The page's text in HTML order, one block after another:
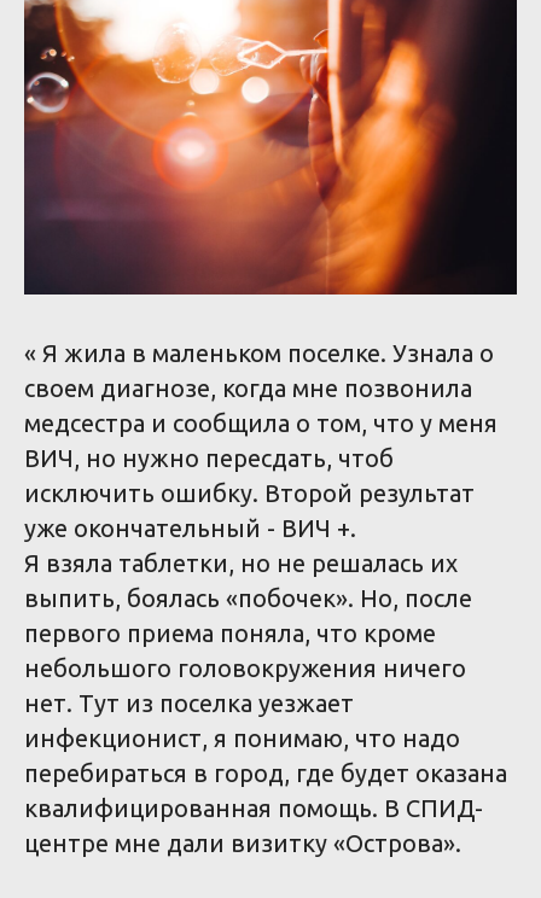
« Я жила в маленьком поселке. Узнала о
своем диагнозе, когда мне позвонила
медсестра и сообщила о том, что у меня
ВИЧ, но нужно пересдать, чтоб
исключить ошибку. Второй результат
уже окончательный - ВИЧ +.
Я взяла таблетки, но не решалась их
выпить, боялась «побочек». Но, после
первого приема поняла, что кроме
небольшого головокружения ничего
нет. Тут из поселка уезжает
инфекционист, я понимаю, что надо
перебираться в город, где будет оказана
квалифицированная помощь. В СПИД-
центре мне дали визитку «Острова».